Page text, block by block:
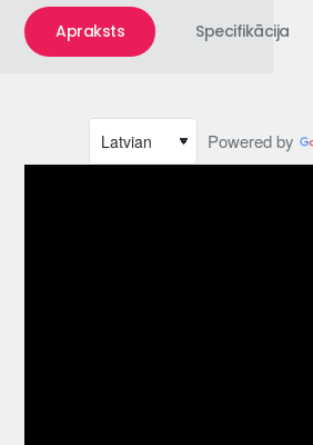
Apraksts Specifikācija
Powered by